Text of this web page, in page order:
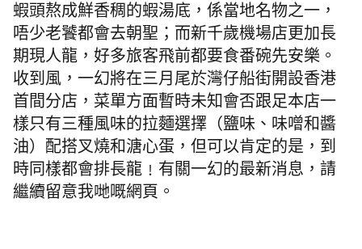
蝦頭熬成鮮香稠的蝦湯底，係當地名物之一，
唔少老饕都會去朝聖；而新千歲機場店更加長
期現人龍，好多旅客飛前都要食番碗先安樂。
收到風，一幻將在三月尾於灣仔船街開設香港
首間分店，菜單方面暫時未知會否跟足本店一
樣只有三種風味的拉麵選擇（鹽味、味噌和醬
油）配搭叉燒和溏心蛋，但可以肯定的是，到
時同樣都會排長龍﹗有關一幻的最新消息，請
繼續留意我哋嘅網頁。